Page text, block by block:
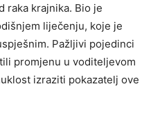
raka krajnika. Bio je
liječenju, koje je
Pažljivi pojedinci
promjenu u voditeljevom
izraziti pokazatelj ove